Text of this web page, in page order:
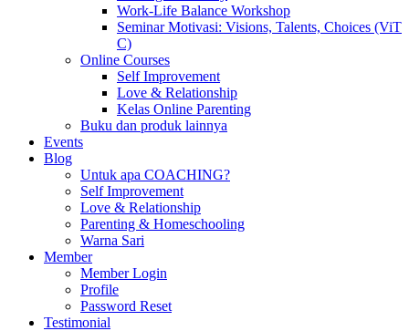
Work-Life Balance Workshop
Seminar Motivasi: Visions, Talents, Choices (ViT
C)
Online Courses
Self Improvement
Love & Relationship
Kelas Online Parenting
Buku dan produk lainnya
Events
Blog
Untuk apa COACHING?
Self Improvement
Love & Relationship
Parenting & Homeschooling
Warna Sari
Member
Member Login
Profile
Password Reset
Testimonial